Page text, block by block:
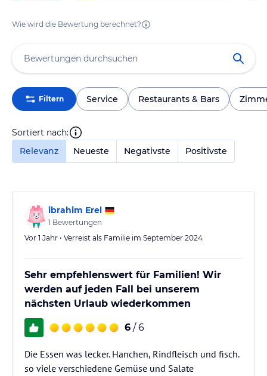
Wie wird die Bewertung berechnet?
Filtern Service Restaurants & Bars
Sortiert nach:
Relevanz
Neueste Negativste Positivste
ibrahim Erel
1 Bewertungen
Vor 1 Jahr • Verreist als Familie im September 2024
Sehr empfehlenswert für Familien! Wir
werden auf jeden Fall bei unserem
nächsten Urlaub wiederkommen
6 / 6
Die Essen was lecker. Hanchen, Rindfleisch und fisch.
so viele verschiedene Gemüse und Salate